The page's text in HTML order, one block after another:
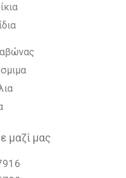
μαζί μας